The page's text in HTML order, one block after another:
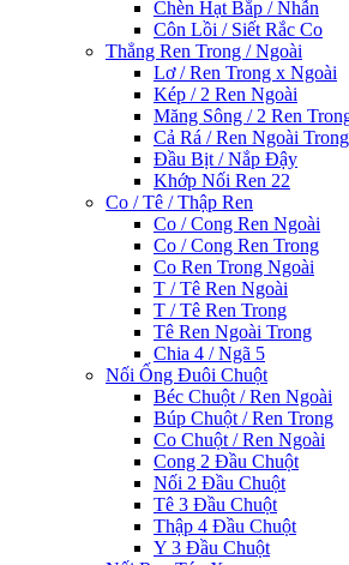
Chèn Hạt Bắp / Nhẫn
Côn Lồi / Siết Rắc Co
Thẳng Ren Trong / Ngoài
Lơ / Ren Trong x Ngoài
Kép / 2 Ren Ngoài
Măng Sông / 2 Ren
Cả Rá / Ren Ngoài Trong
Đầu Bịt / Nắp Đậy
Khớp Nối Ren 22
Co / Tê / Thập Ren
Co / Cong Ren Ngoài
Co / Cong Ren Trong
Co Ren Trong Ngoài
T / Tê Ren Ngoài
T / Tê Ren Trong
Tê Ren Ngoài Trong
Chia 4 / Ngã 5
Nối Ống Đuôi Chuột
Béc Chuột / Ren Ngoài
Búp Chuột / Ren Trong
Co Chuột / Ren Ngoài
Cong 2 Đầu Chuột
Nối 2 Đầu Chuột
Tê 3 Đầu Chuột
Thập 4 Đầu Chuột
Y 3 Đầu Chuột